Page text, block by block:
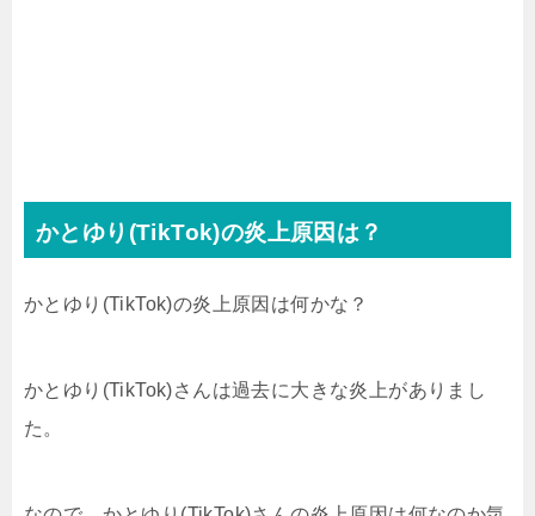
かとゆり(TikTok)の炎上原因は？
かとゆり(TikTok)の炎上原因は何かな？
かとゆり(TikTok)さんは過去に大きな炎上がありまし
た。